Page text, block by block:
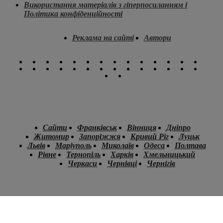
Використання матеріалів з гіперпосиланням і
Політика конфіденційності
Реклама на сайті Автори
Сайти Франківськ Вінниця
Дніпро
Житомир
Запоріжжя Кривий Ріг
Луцьк
Львів
Маріуполь Миколаїв Одеса
Полтава
Рівне
Тернопіль Харків
Хмельницький
Черкаси
Чернівці Чернігів